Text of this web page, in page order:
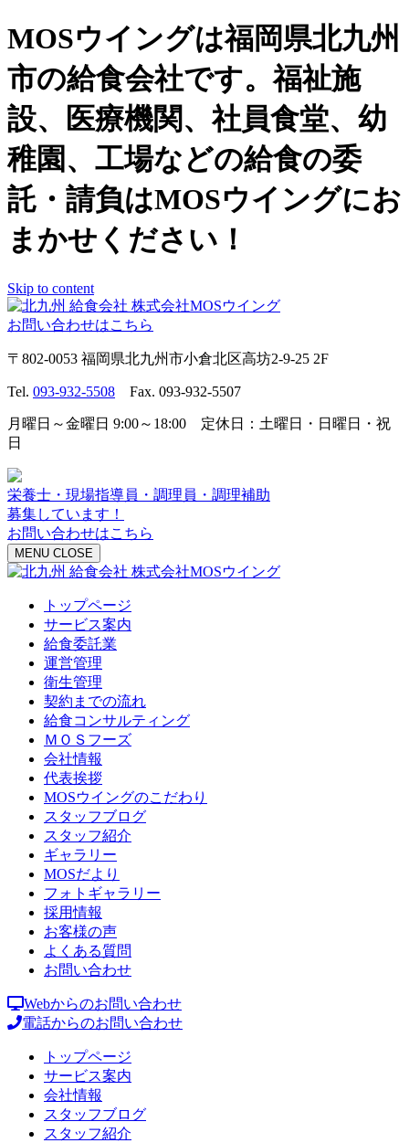
MOSウイングは福岡県北九州
市の給食会社です。福祉施
設、医療機関、社員食堂、幼
稚園、工場などの給食の委
託・請負はMOSウイングにお
まかせください！
Skip to content
お問い合わせはこちら
〒802-0053 福岡県北九州市小倉北区高坊2-9-25 2F
Tel. 093-932-5508 Fax. 093-932-5507
月曜日～金曜日 9:00～18:00 定休日：土曜日・日曜日・祝
日
栄養士・現場指導員・調理員・調理補助
募集しています！
お問い合わせはこちら
MENU CLOSE
トップページ
サービス案内
給食委託業
運営管理
衛生管理
契約までの流れ
給食コンサルティング
ＭＯＳフーズ
会社情報
代表挨拶
MOSウイングのこだわり
スタッフブログ
スタッフ紹介
ギャラリー
MOSだより
フォトギャラリー
採用情報
お客様の声
よくある質問
お問い合わせ
Webからのお問い合わせ
電話からのお問い合わせ
トップページ
サービス案内
会社情報
スタッフブログ
スタッフ紹介